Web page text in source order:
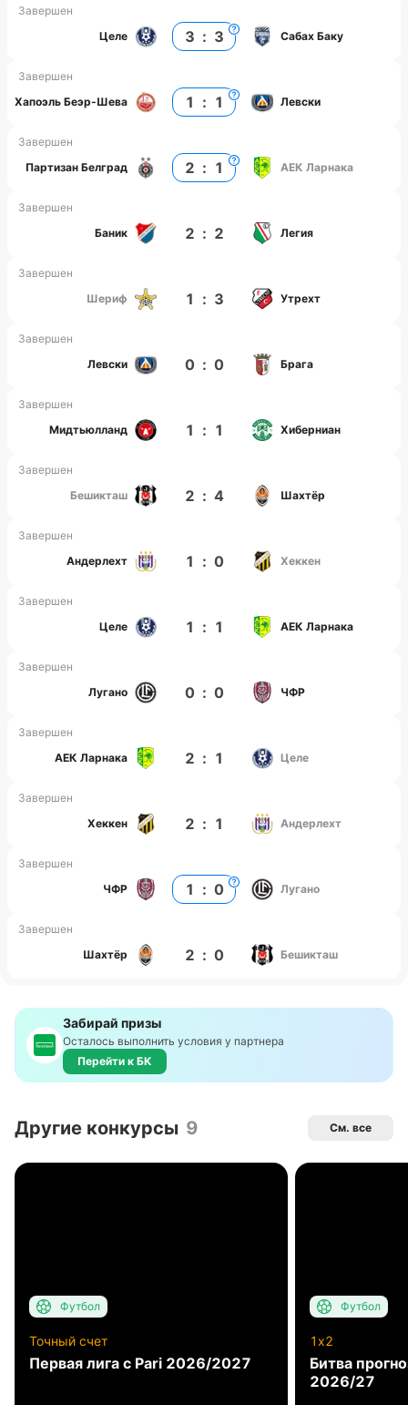
Завершен
Целе
3 : 3 Сабах Баку
Завершен
Хапоэль Беэр-Шева
1 : 1 Левски
Завершен
Партизан Белград
2 : 1 АЕК Ларнака
Завершен
Баник
2 : 2 Легия
Завершен
Шериф
1 : 3 Утрехт
Завершен
Левски
0 : 0 Брага
Завершен
Мидтьюлланд
1 : 1 Хиберниан
Завершен
Бешикташ
2 : 4 Шахтёр
Завершен
Андерлехт
1 : 0 Хеккен
Завершен
Целе
1 : 1 АЕК Ларнака
Завершен
Лугано
0 : 0 ЧФР
Завершен
АЕК Ларнака
2 : 1 Целе
Завершен
Хеккен
2 : 1 Андерлехт
Завершен
ЧФР
1 : 0 Лугано
Завершен
Шахтёр
2 : 0 Бешикташ
Забирай призы
Осталось выполнить условия у партнера
Перейти к БК
Другие конкурсы 9 См. все
Футбол
Точный счет
Первая лига с Pari 2026/2027
Футбол
1x2
Битва
2026/27